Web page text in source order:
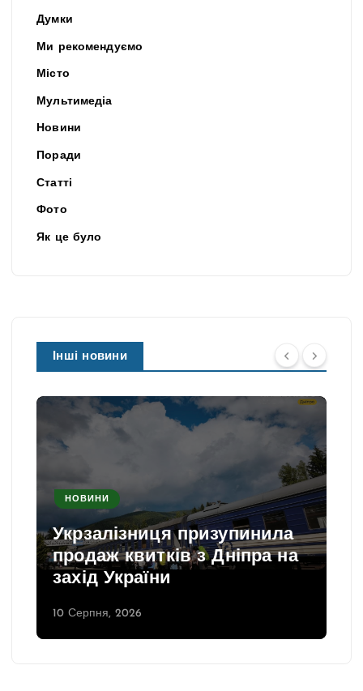
Думки
Ми рекомендуємо
Місто
Мультимедіа
Новини
Поради
Статті
Фото
Як це було
Інші новини
НОВИНИ
Укрзалізниця призупинила
продаж квитків з Дніпра на
захід України
10 Серпня, 2026